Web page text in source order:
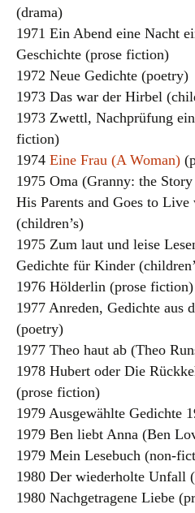
(drama)
1971 Ein Abend eine Nacht
Geschichte (prose fiction)
1972 Neue Gedichte (poetry)
1973 Das war der Hirbel
1973 Zwettl, Nachprüfung
fiction)
1974 Eine Frau (A Woman)
1975 Oma (Granny: the
His Parents and Goes to
(children’s)
1975 Zum laut und leise
Gedichte für Kinder
1976 Hölderlin (prose fiction)
1977 Anreden, Gedichte aus
(poetry)
1977 Theo haut ab (Theo
1978 Hubert oder Die
(prose fiction)
1979 Ausgewählte Gedichte
1979 Ben liebt Anna (Ben
1979 Mein Lesebuch (non-
1980 Der wiederholte Unfall
1980 Nachgetragene Liebe